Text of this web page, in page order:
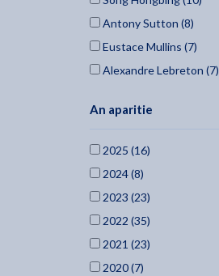
Antony Sutton (8)
Eustace Mullins (7)
Alexandre Lebreton (7)
John Daniel (6)
An aparitie
2025 (16)
2024 (8)
2023 (23)
2022 (35)
2021 (23)
2020 (7)